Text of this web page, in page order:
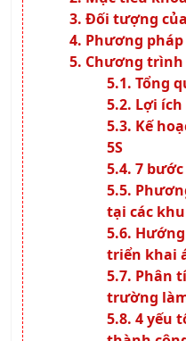
Chương trình
Tổng
Lợi
Kế
5S
7
tại các
triển khai
Phân
trường
4 yếu
thành
Công
Bài